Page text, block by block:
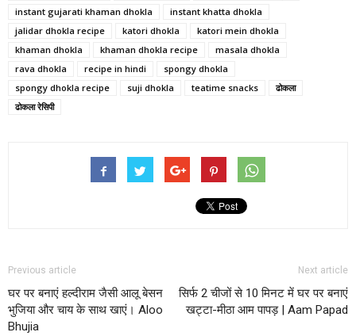
instant gujarati khaman dhokla
instant khatta dhokla
jalidar dhokla recipe
katori dhokla
katori mein dhokla
khaman dhokla
khaman dhokla recipe
masala dhokla
rava dhokla
recipe in hindi
spongy dhokla
spongy dhokla recipe
suji dhokla teatime snacks
ढोकला
ढोकला रेसिपी
Previous article
घर पर बनाएं हल्दीराम जैसी आलू बेसन
भुजिया और चाय के साथ खाएं। Aloo
Bhujia
Next article
सिर्फ 2 चीजों से 10 मिनट में घर पर बनाएं
खट्टा-मीठा आम पापड़ | Aam Papad